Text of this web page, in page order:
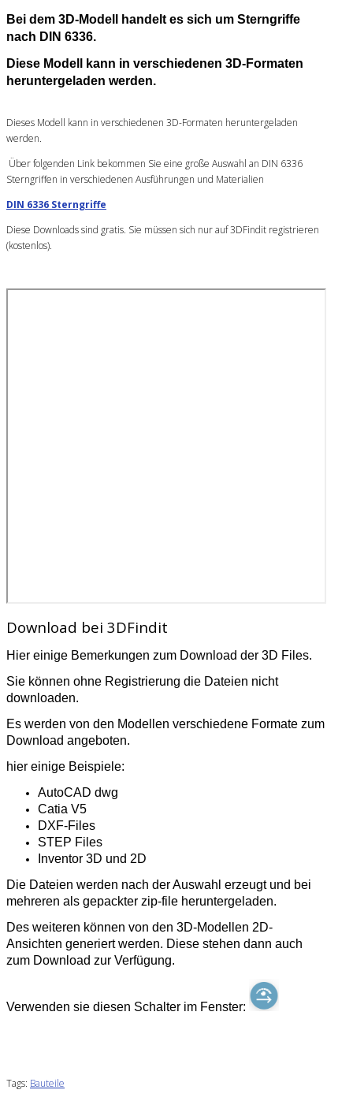
Bei dem 3D-Modell handelt es sich um Sterngriffe
nach DIN 6336.
Diese Modell kann in verschiedenen 3D-Formaten
heruntergeladen werden.
Dieses Modell kann in verschiedenen 3D-Formaten heruntergeladen
werden.
Über folgenden Link bekommen Sie eine große Auswahl an DIN 6336
Sterngriffen in verschiedenen Ausführungen und Materialien
DIN 6336 Sterngriffe
Diese Downloads sind gratis. Sie müssen sich nur auf 3DFindit registrieren
(kostenlos).
Download bei 3DFindit
Hier einige Bemerkungen zum Download der 3D Files.
Sie können ohne Registrierung die Dateien nicht
downloaden.
Es werden von den Modellen verschiedene Formate zum
Download angeboten.
hier einige Beispiele:
AutoCAD dwg
Catia V5
DXF-Files
STEP Files
Inventor 3D und 2D
Die Dateien werden nach der Auswahl erzeugt und bei
mehreren als gepackter zip-file heruntergeladen.
Des weiteren können von den 3D-Modellen 2D-
Ansichten generiert werden. Diese stehen dann auch
zum Download zur Verfügung.
Verwenden sie diesen Schalter im Fenster:
Tags: Bauteile